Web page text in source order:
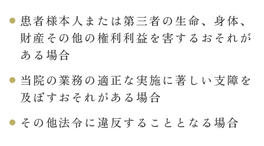
患者様本人または第三者の生命、身体、
財産その他の権利利益を害するおそれが
ある場合
当院の業務の適正な実施に著しい支障を
及ぼすおそれがある場合
その他法令に違反することとなる場合